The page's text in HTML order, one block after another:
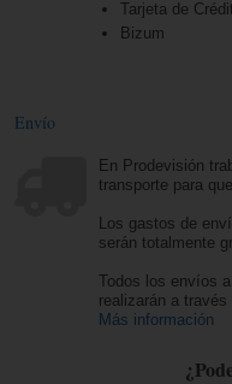
Tarjeta de
Bizum
Envío
En Prodevisión
transporte para
Los gastos de
serán totalmente
Todos los envíos
realizarán a
Más información